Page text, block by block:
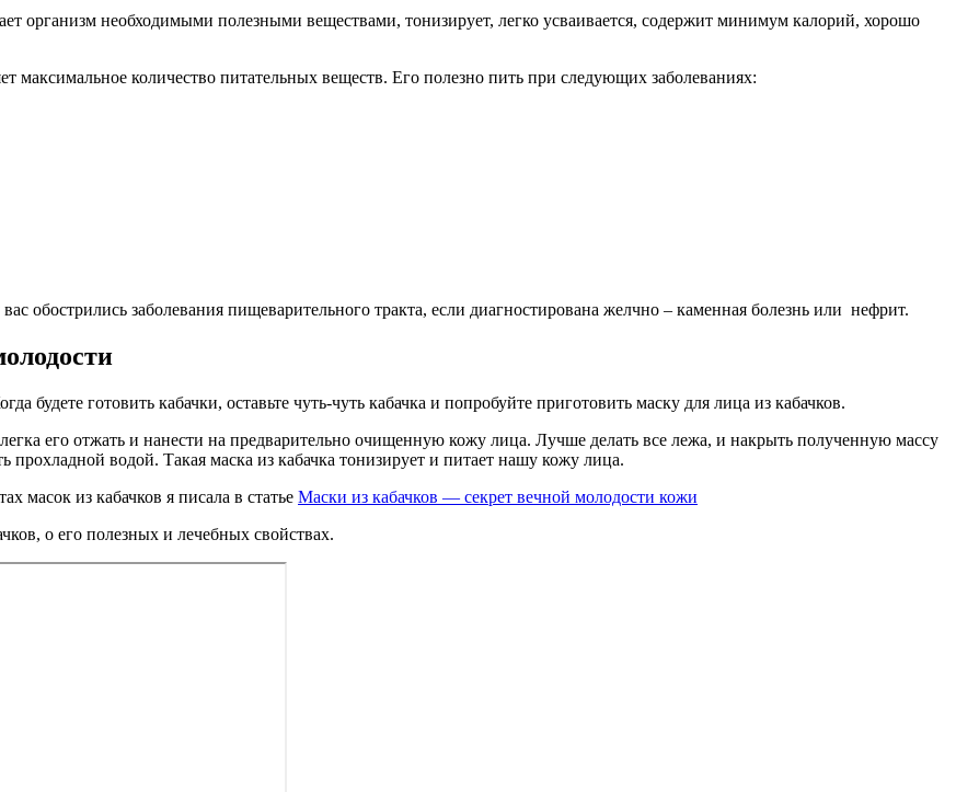
организм необходимыми полезными веществами, тонизирует, легко усваивается, содержит минимум калорий, хорошо
максимальное количество питательных веществ. Его полезно пить при следующих заболеваниях:
обострились заболевания пищеварительного тракта, если диагностирована желчно – каменная болезнь или нефрит.
будете готовить кабачки, оставьте чуть-чуть кабачка и попробуйте приготовить маску для лица из кабачков.
его отжать и нанести на предварительно очищенную кожу лица. Лучше делать все лежа, и накрыть полученную массу
водой. Такая маска из кабачка тонизирует и питает нашу кожу лица.
масок из кабачков я писала в статье Маски из кабачков — секрет вечной молодости кожи
о его полезных и лечебных свойствах.